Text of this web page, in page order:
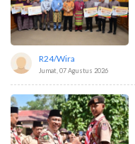
R24/wira
Jumat, 07 Agustus 2026